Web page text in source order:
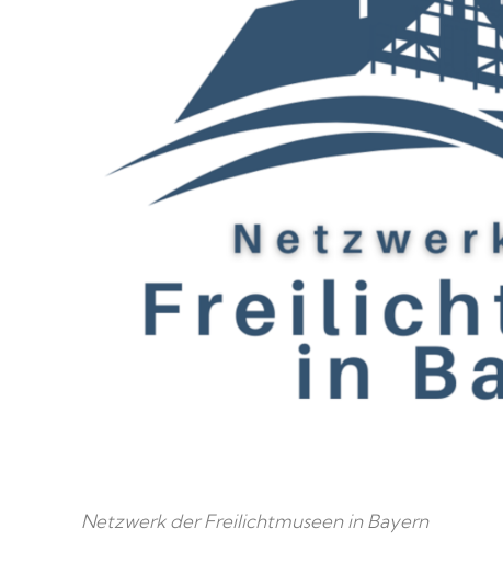
Netzwerk der Freilichtmuseen in Bayern